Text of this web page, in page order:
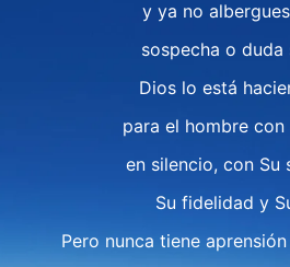
y ya no
sospecha o duda
Dios lo está
para el hombre
en silencio, con Su
Su fidelidad y
Pero nunca tiene